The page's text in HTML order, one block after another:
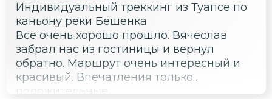
Индивидуальный треккинг из Туапсе по
каньону реки Бешенка
Все очень хорошо прошло. Вячеслав
забрал нас из гостиницы и вернул
обратно. Маршрут очень интересный и
красивый. Впечатления только
положительные.